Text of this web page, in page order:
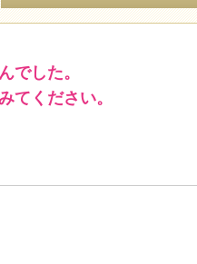
でした。
てください。